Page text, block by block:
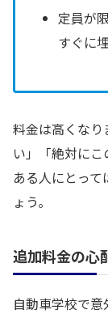
定員が
すぐに
料金は高くな
い」「絶対に
ある人にとっ
ょう。
追加料金の心
自動車学校で